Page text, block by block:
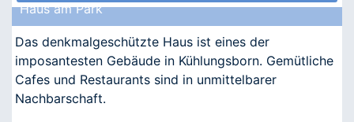
Haus am Park
Das denkmalgeschützte Haus ist eines der
imposantesten Gebäude in Kühlungsborn. Gemütliche
Cafes und Restaurants sind in unmittelbarer
Nachbarschaft.